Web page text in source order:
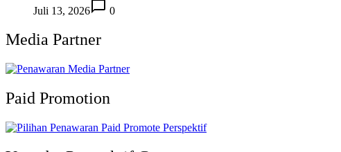
Juli 13, 2026
0
Media Partner
Paid Promotion